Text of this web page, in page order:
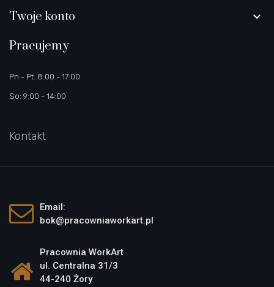
Twoje konto 
Pracujemy
Pn - Pt: 8:00 - 17:00
So: 9:00 - 14:00
Kontakt
Email:
bok@pracowniaworkart.pl
Pracownia WorkArt
ul. Centralna 31/3
44-240 Żory